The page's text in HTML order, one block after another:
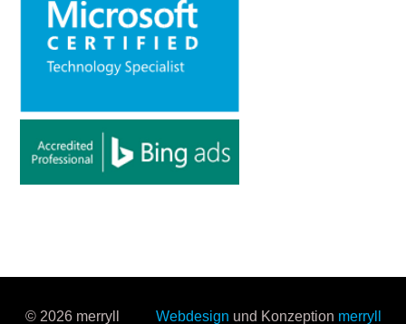
© 2026 merryll Webdesign und Konzeption merryll